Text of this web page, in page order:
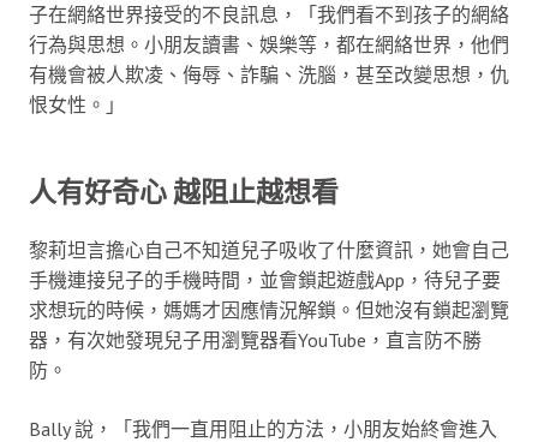
子在網絡世界接受的不良訊息，「我們看不到孩子的網絡
行為與思想。小朋友讀書、娛樂等，都在網絡世界，他們
有機會被人欺凌、侮辱、詐騙、洗腦，甚至改變思想，仇
恨女性。」
人有好奇心 越阻止越想看
黎莉坦言擔心自己不知道兒子吸收了什麼資訊，她會自己
手機連接兒子的手機時間，並會鎖起遊戲App，待兒子要
求想玩的時候，媽媽才因應情況解鎖。但她沒有鎖起瀏覽
器，有次她發現兒子用瀏覽器看YouTube，直言防不勝
防。
Bally 說，「我們一直用阻止的方法，小朋友始終會進入